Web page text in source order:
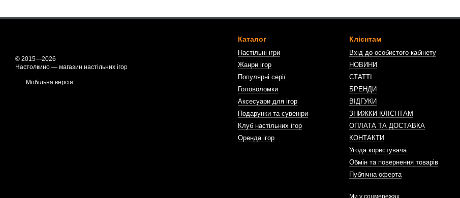
© 2015—2026
Настолкино — магазин настільних ігор
Мобільна версія
Каталог
Настільні ігри
Жанри ігор
Популярні серії
Головоломки
Аксесуари для ігор
Подарунки та сувеніри
Клуб настільних ігор
Оренда ігор
Клієнтам
Вхід до особистого кабінету
НОВИНИ
СТАТТІ
БРЕНДИ
ВІДГУКИ
ЗНИЖКИ КЛІЄНТАМ
ОПЛАТА ТА ДОСТАВКА
КОНТАКТИ
Угода користувача
Обмін та повернення товарів
Публічна оферта
Ми у соцмережах